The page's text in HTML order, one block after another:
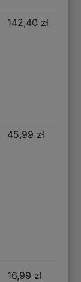
142,40 zł
45,99 zł
16,99 zł